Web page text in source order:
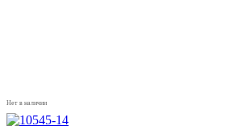
Нет в наличии